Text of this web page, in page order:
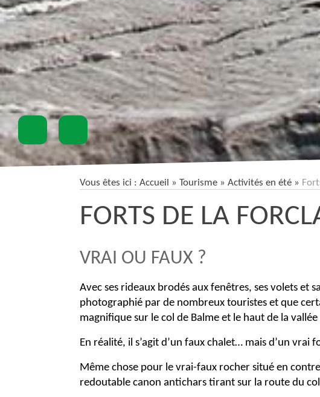
Vous êtes ici : Accueil » Tourisme » Activités en été »
FORTS DE LA
VRAI OU FAUX ?
Avec ses rideaux brodés aux fenêtres, ses volets et
photographié par de nombreux touristes et que
magnifique sur le col de Balme et le haut de la
En réalité, il s’agit d’un faux chalet… mais d’un
Même chose pour le vrai-faux rocher situé en
redoutable canon antichars tirant sur la route du